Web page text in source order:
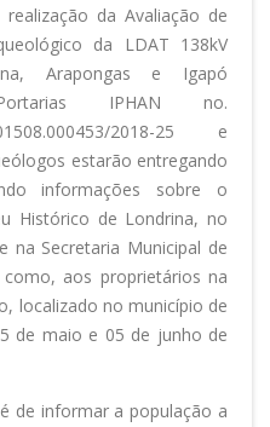
da Avaliação de
da LDAT 138kV
Arapongas e Igapó
IPHAN no.
2018-25 e
estarão entregando
informações sobre o
Histórico de Londrina, no
na Secretaria Municipal de
aos proprietários na
localizado no município de
de maio e 05 de junho de
de informar a população a